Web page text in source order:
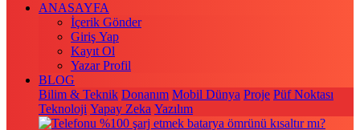
ANASAYFA
İçerik Gönder
Giriş Yap
Kayıt Ol
Yazar Profil
BLOG
Bilim & Teknik Donanım Mobil Dünya Proje Püf Noktası
Teknoloji Yapay Zeka Yazılım